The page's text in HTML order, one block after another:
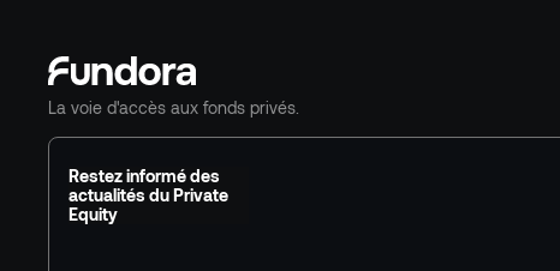
La voie d'accès aux fonds privés.
Restez informé des
actualités du Private
Equity